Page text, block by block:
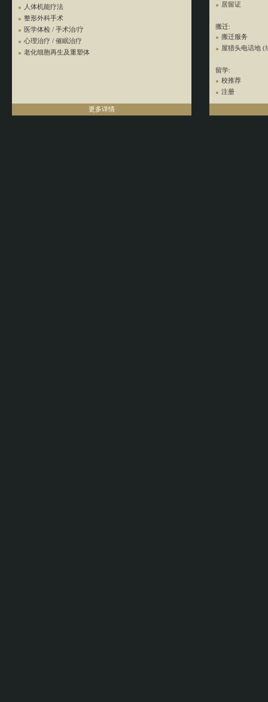
人体机能疗法
整形外科手术
医学体检 / 手术治/疗
心理治疗 / 催眠治疗
老化细胞再生及重塑体
更多详情
居留证
搬迁:
搬迁服务
屋猎头电话地 (
留学:
校推荐
注册